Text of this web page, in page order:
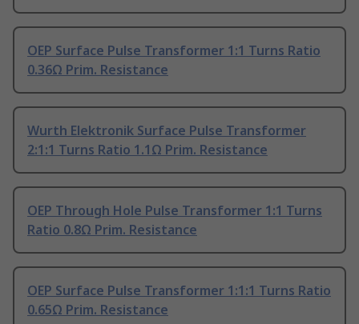
OEP Surface Pulse Transformer 1:1 Turns Ratio
0.36Ω Prim. Resistance
Wurth Elektronik Surface Pulse Transformer
2:1:1 Turns Ratio 1.1Ω Prim. Resistance
OEP Through Hole Pulse Transformer 1:1 Turns
Ratio 0.8Ω Prim. Resistance
OEP Surface Pulse Transformer 1:1:1 Turns Ratio
0.65Ω Prim. Resistance